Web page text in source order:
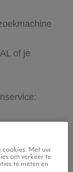
of je
voor
Met uw
om verkeer te
te meten en